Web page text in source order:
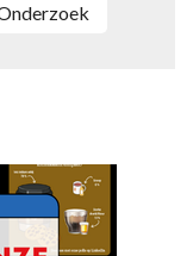
onderzoek